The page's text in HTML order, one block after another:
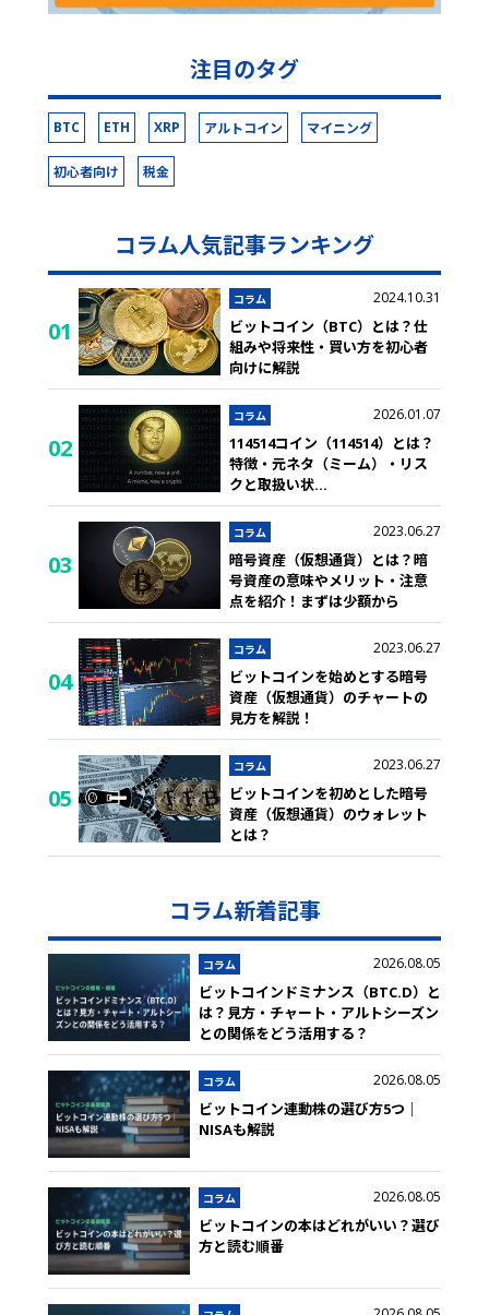
注目のタグ
BTC ETH XRP アルトコイン マイニング
初心者向け 税金
コラム人気記事ランキング
01
コラム 2024.10.31
ビットコイン（BTC）とは？仕
組みや将来性・買い方を初心者
向けに解説
02
コラム 2026.01.07
114514コイン（114514）とは？
特徴・元ネタ（ミーム）・リス
クと取扱い状...
03
コラム 2023.06.27
暗号資産（仮想通貨）とは？暗
号資産の意味やメリット・注意
点を紹介！まずは少額から
04
コラム 2023.06.27
ビットコインを始めとする暗号
資産（仮想通貨）のチャートの
見方を解説！
05
コラム 2023.06.27
ビットコインを初めとした暗号
資産（仮想通貨）のウォレット
とは？
コラム新着記事
コラム 2026.08.05
ビットコインドミナンス（BTC.D）と
は？見方・チャート・アルトシーズン
との関係をどう活用する？
コラム 2026.08.05
ビットコイン連動株の選び方5つ｜
NISAも解説
コラム 2026.08.05
ビットコインの本はどれがいい？選び
方と読む順番